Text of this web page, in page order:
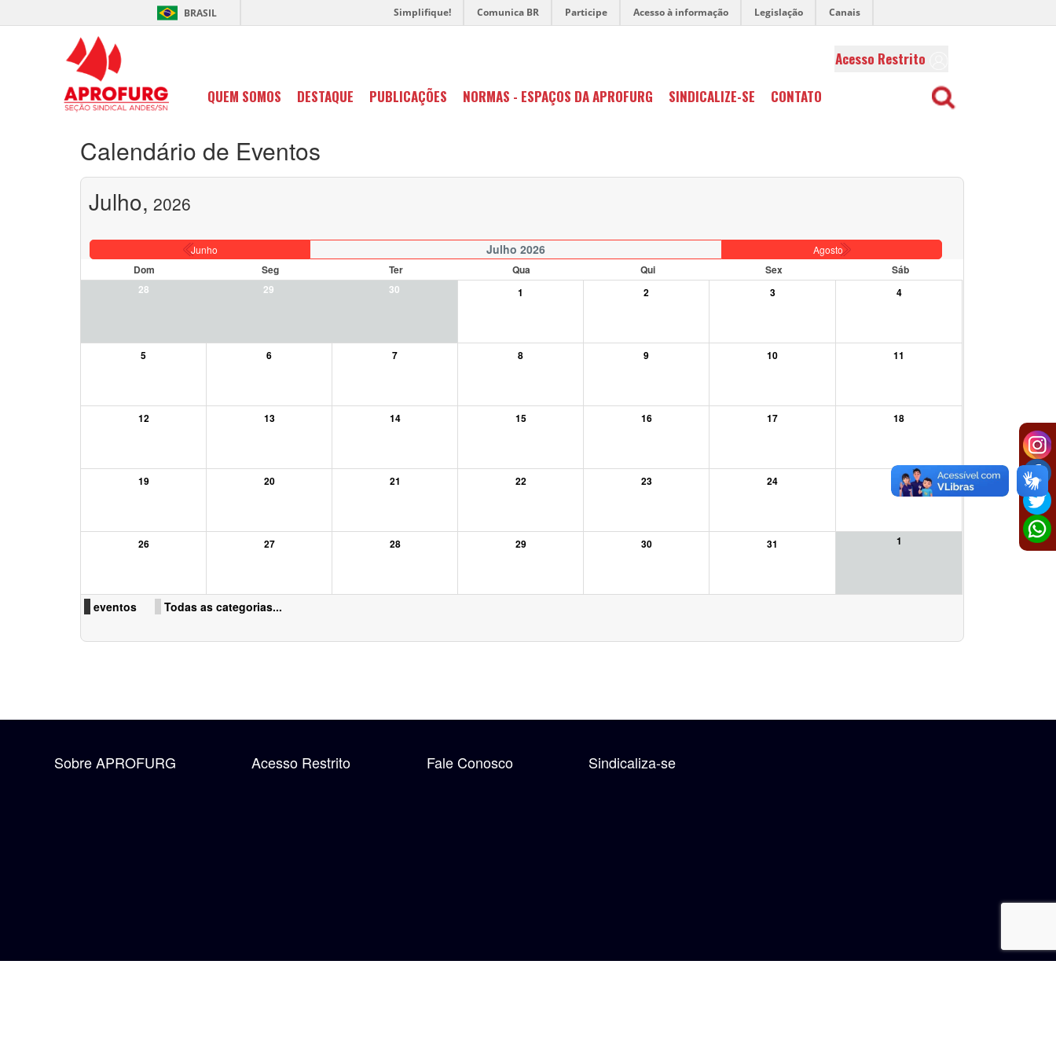
BRASIL Simplifique! Comunica BR Participe Acesso à informação Legislação Canais
QUEM SOMOS DESTAQUE PUBLICAÇÕES NORMAS - ESPAÇOS DA APROFURG SINDICALIZE-SE CONTATO
Acesso Restrito
Calendário de Eventos
Julho, 2026
Junho Julho 2026 Agosto
Dom Seg Ter Qua Qui Sex
Sáb
28
29 30 1 2 3 4
5 6 7 8 9 10 11
12 13 14 15 16 17 18
19 20 21 22 23 24 25
26 27 28 29 30 31 1
eventos Todas as categorias...
Sobre APROFURG Acesso Restrito Fale Conosco Sindicaliza-se